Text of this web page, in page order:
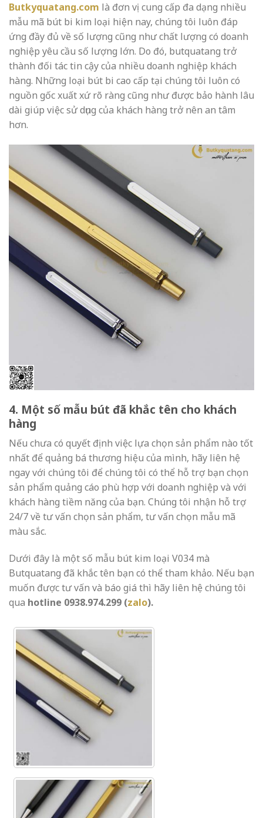
Butkyquatang.com là đơn vị cung cấp đa dạng nhiều
mẫu mã bút bi kim loại hiện nay, chúng tôi luôn đáp
ứng đầy đủ về số lượng cũng như chất lượng có doanh
nghiệp yêu cầu số lượng lớn. Do đó, butquatang trở
thành đối tác tin cậy của nhiều doanh nghiệp khách
hàng. Những loại bút bi cao cấp tại chúng tôi luôn có
nguồn gốc xuất xứ rõ ràng cũng như được bảo hành lâu
dài giúp việc sử dụng của khách hàng trở nên an tâm
hơn.
4. Một số mẫu bút đã khắc tên cho khách
hàng
Nếu chưa có quyết định việc lựa chọn sản phẩm nào tốt
nhất để quảng bá thương hiệu của mình, hãy liên hệ
ngay với chúng tôi để chúng tôi có thể hỗ trợ bạn chọn
sản phẩm quảng cáo phù hợp với doanh nghiệp và với
khách hàng tiềm năng của bạn. Chúng tôi nhận hỗ trợ
24/7 về tư vấn chọn sản phẩm, tư vấn chọn mẫu mã
màu sắc.
Dưới đây là một số mẫu bút kim loại V034 mà
Butquatang đã khắc tên bạn có thể tham khảo. Nếu bạn
muốn được tư vấn và báo giá thì hãy liên hệ chúng tôi
qua hotline 0938.974.299 (zalo).